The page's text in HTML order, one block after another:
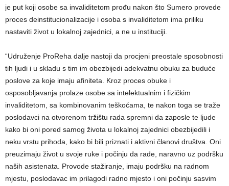
je put koji osobe sa invaliditetom prođu nakon što Sumero provede
proces deinstitucionalizacije i osoba s invaliditetom ima priliku
nastaviti život u lokalnoj zajednici, a ne u instituciji.
“Udruženje ProReha dalje nastoji da procjeni preostale sposobnosti
tih ljudi i u skladu s tim im obezbijedi adekvatnu obuku za buduće
poslove za koje imaju afiniteta. Kroz proces obuke i
osposobljavanja prolaze osobe sa intelektualnim i fizičkim
invaliditetom, sa kombinovanim teškoćama, te nakon toga se traže
poslodavci na otvorenom tržištu rada spremni da zaposle te ljude
kako bi oni pored samog života u lokalnoj zajednici obezbijedili i
neku vrstu prihoda, kako bi bili priznati i aktivni članovi društva. Oni
preuzimaju život u svoje ruke i počinju da rade, naravno uz podršku
naših asistenata. Provode stažiranje, imaju podršku na radnom
mjestu, poslodavac im prilagodi radno mjesto i oni počinju sasvim